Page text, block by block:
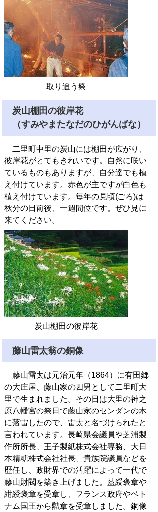
取り追う祭
炭山棚田の彼岸花
（すみやまたなだのひがんばな）
二里町中里の炭山には棚田が広がり、
彼岸花がとてもきれいです。自然に咲い
ているものもありますが、自分達でも植
え付けています。赤色が主ですが白色も
植え付けています。毎年の見頃(ごろ)は
秋分の日前後、一週間位です。ぜひ見に
来てください。
炭山棚田の彼岸花
藤山雷太翁の銅像
藤山雷太は元治元年（1864）に有田郷
の大庄屋、藤山家の四男として二里町大
里で生まれました。その日は大里の神之
原八幡宮の祭日で藤山家のセンダンの木
に落雷したので、雷太と名づけられたと
言われています。長崎県会議員や芝浦製
作所所長、王子製紙株式会社専務、大日
本精糖株式会社社長、貴族院議員などを
歴任し、政財界での活躍によって一代で
藤山財閥を築き上げました。藍綬褒章や
紺綬褒章を受章し、フランス政府やベト
ナム国王から勲章を受章しました。銅像